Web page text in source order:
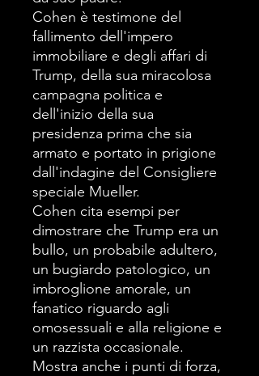
Cohen è testimone del
fallimento dell'impero
immobiliare e degli affari di
Trump, della sua miracolosa
campagna politica e
dell'inizio della sua
presidenza prima che sia
armato e portato in prigione
dall'indagine del Consigliere
speciale Mueller.
Cohen cita esempi per
dimostrare che Trump era un
bullo, un probabile adultero,
un bugiardo patologico, un
imbroglione amorale, un
fanatico riguardo agli
omosessuali e alla religione e
un razzista occasionale.
Mostra anche i punti di forza,